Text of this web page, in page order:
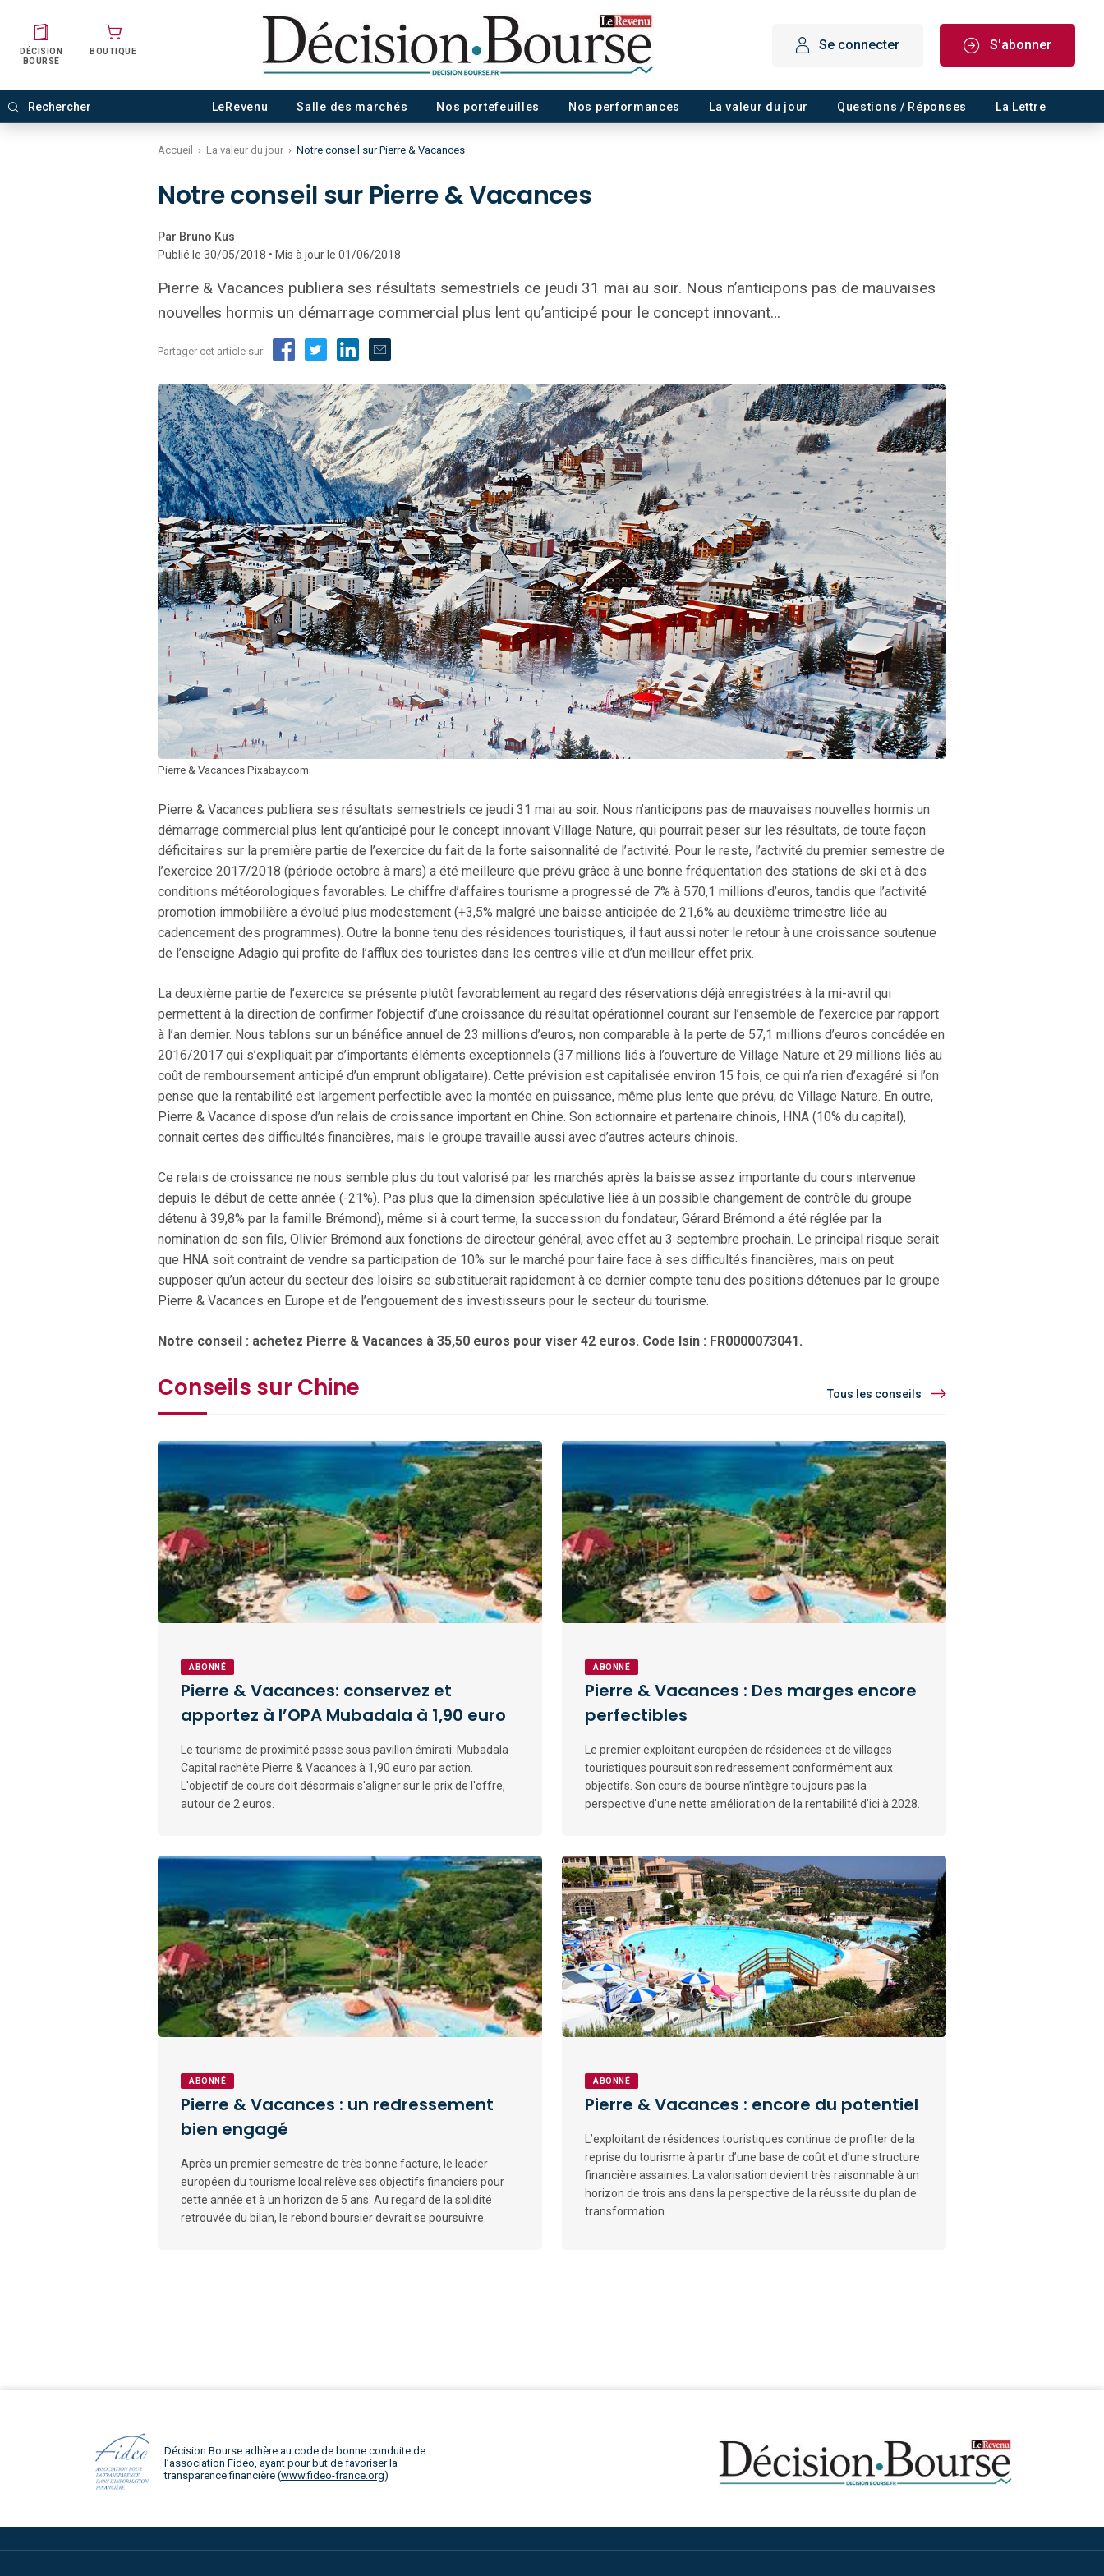
Se connecter S'abonner
DÉCISION
BOURSE
BOUTIQUE
LeRevenu Salle des marchés Nos portefeuilles Nos performances La valeur du jour Questions / Réponses La Lettre
Accueil › La valeur du jour › Notre conseil sur Pierre & Vacances
Notre conseil sur Pierre & Vacances
Par Bruno Kus
Publié le 30/05/2018 • Mis à jour le 01/06/2018
Pierre & Vacances publiera ses résultats semestriels ce jeudi 31 mai au soir. Nous n’anticipons pas de mauvaises
nouvelles hormis un démarrage commercial plus lent qu’anticipé pour le concept innovant…
Partager cet article sur
Pierre & Vacances Pixabay.com
Pierre & Vacances publiera ses résultats semestriels ce jeudi 31 mai au soir. Nous n’anticipons pas de mauvaises nouvelles hormis un
démarrage commercial plus lent qu’anticipé pour le concept innovant Village Nature, qui pourrait peser sur les résultats, de toute façon
déficitaires sur la première partie de l’exercice du fait de la forte saisonnalité de l’activité. Pour le reste, l’activité du premier semestre de
l’exercice 2017/2018 (période octobre à mars) a été meilleure que prévu grâce à une bonne fréquentation des stations de ski et à des
conditions météorologiques favorables. Le chiffre d’affaires tourisme a progressé de 7% à 570,1 millions d’euros, tandis que l’activité
promotion immobilière a évolué plus modestement (+3,5% malgré une baisse anticipée de 21,6% au deuxième trimestre liée au
cadencement des programmes). Outre la bonne tenu des résidences touristiques, il faut aussi noter le retour à une croissance soutenue
de l’enseigne Adagio qui profite de l’afflux des touristes dans les centres ville et d’un meilleur effet prix.
La deuxième partie de l’exercice se présente plutôt favorablement au regard des réservations déjà enregistrées à la mi-avril qui
permettent à la direction de confirmer l’objectif d’une croissance du résultat opérationnel courant sur l’ensemble de l’exercice par rapport
à l’an dernier. Nous tablons sur un bénéfice annuel de 23 millions d’euros, non comparable à la perte de 57,1 millions d’euros concédée en
2016/2017 qui s’expliquait par d’importants éléments exceptionnels (37 millions liés à l’ouverture de Village Nature et 29 millions liés au
coût de remboursement anticipé d’un emprunt obligataire). Cette prévision est capitalisée environ 15 fois, ce qui n’a rien d’exagéré si l’on
pense que la rentabilité est largement perfectible avec la montée en puissance, même plus lente que prévu, de Village Nature. En outre,
Pierre & Vacance dispose d’un relais de croissance important en Chine. Son actionnaire et partenaire chinois, HNA (10% du capital),
connait certes des difficultés financières, mais le groupe travaille aussi avec d’autres acteurs chinois.
Ce relais de croissance ne nous semble plus du tout valorisé par les marchés après la baisse assez importante du cours intervenue
depuis le début de cette année (-21%). Pas plus que la dimension spéculative liée à un possible changement de contrôle du groupe
détenu à 39,8% par la famille Brémond), même si à court terme, la succession du fondateur, Gérard Brémond a été réglée par la
nomination de son fils, Olivier Brémond aux fonctions de directeur général, avec effet au 3 septembre prochain. Le principal risque serait
que HNA soit contraint de vendre sa participation de 10% sur le marché pour faire face à ses difficultés financières, mais on peut
supposer qu’un acteur du secteur des loisirs se substituerait rapidement à ce dernier compte tenu des positions détenues par le groupe
Pierre & Vacances en Europe et de l’engouement des investisseurs pour le secteur du tourisme.
Notre conseil : achetez Pierre & Vacances à 35,50 euros pour viser 42 euros. Code Isin : FR0000073041.
Conseils sur Chine Tous les conseils
ABONNÉ
Pierre & Vacances: conservez et
apportez à l’OPA Mubadala à 1,90 euro
Le tourisme de proximité passe sous pavillon émirati: Mubadala
Capital rachète Pierre & Vacances à 1,90 euro par action.
L'objectif de cours doit désormais s'aligner sur le prix de l'offre,
autour de 2 euros.
ABONNÉ
Pierre & Vacances : Des marges encore
perfectibles
Le premier exploitant européen de résidences et de villages
touristiques poursuit son redressement conformément aux
objectifs. Son cours de bourse n’intègre toujours pas la
perspective d’une nette amélioration de la rentabilité d’ici à 2028.
ABONNÉ
Pierre & Vacances : un redressement
bien engagé
Après un premier semestre de très bonne facture, le leader
européen du tourisme local relève ses objectifs financiers pour
cette année et à un horizon de 5 ans. Au regard de la solidité
retrouvée du bilan, le rebond boursier devrait se poursuivre.
ABONNÉ
Pierre & Vacances : encore du potentiel
L’exploitant de résidences touristiques continue de profiter de la
reprise du tourisme à partir d’une base de coût et d’une structure
financière assainies. La valorisation devient très raisonnable à un
horizon de trois ans dans la perspective de la réussite du plan de
transformation.
Décision Bourse adhère au code de bonne conduite de
l’association Fideo, ayant pour but de favoriser la
transparence financière (www.fideo-france.org)